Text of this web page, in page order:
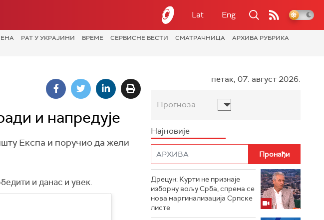
Lat Eng
РАТ У УКРАЈИНИ ВРЕМЕ СЕРВИСНЕ ВЕСТИ СМАТРАЧНИЦА
АРХИВА РУБРИКА
и напредује
Експа и поручио да жели
и данас и увек.
петак, 07. август 2026.
Прогноза
Најновије
Дрецун: Курти не признаје
изборну вољу Срба, спрема се
нова маргинализација Српске
листе